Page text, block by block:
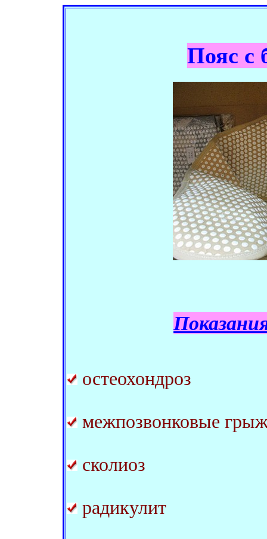
Пояс с
остеохондроз
межпозвонковые
сколиоз
радикулит